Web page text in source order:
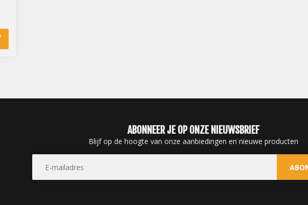
ABONNEER JE OP ONZE NIEUWSBRIEF
Blijf op de hoogte van onze aanbiedingen en nieuwe producten